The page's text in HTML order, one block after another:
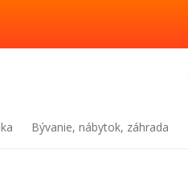
Bývanie, nábytok, záhrada